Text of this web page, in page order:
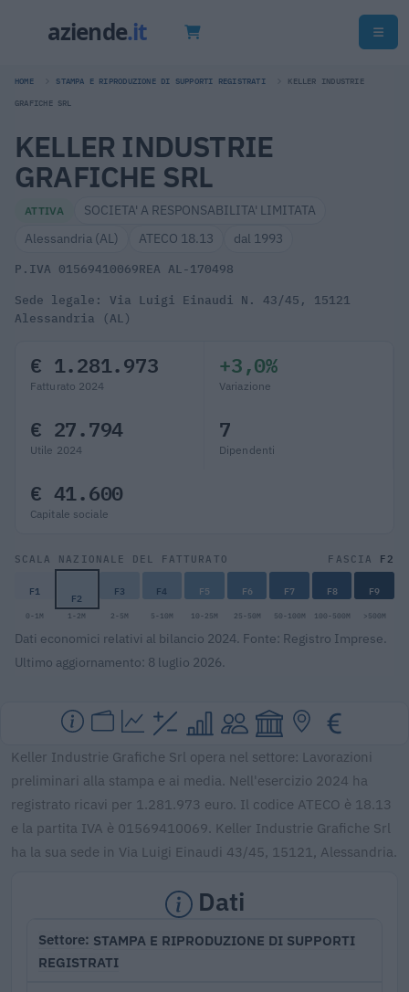
HOME STAMPA E RIPRODUZIONE DI SUPPORTI REGISTRATI KELLER INDUSTRIE
GRAFICHE SRL
KELLER INDUSTRIE
GRAFICHE SRL
ATTIVA
SOCIETA' A RESPONSABILITA' LIMITATA
Alessandria (AL)
ATECO 18.13 dal 1993
P.IVA 01569410069REA AL-170498
Sede legale: Via Luigi Einaudi N. 43/45, 15121
Alessandria (AL)
€ 1.281.973
Fatturato 2024
+3,0%
Variazione
€ 27.794
Utile 2024
7
Dipendenti
€ 41.600
Capitale sociale
SCALA NAZIONALE DEL FATTURATO FASCIA F2
F1 F2 F3 F4 F5 F6 F7 F8 F9
0-1M 1-2M 2-5M 5-10M 10-25M 25-50M 50-100M 100-500M >500M
Dati economici relativi al bilancio 2024. Fonte: Registro Imprese.
Ultimo aggiornamento: 8 luglio 2026.
Keller Industrie Grafiche Srl opera nel settore: Lavorazioni
preliminari alla stampa e ai media. Nell'esercizio 2024 ha
registrato ricavi per 1.281.973 euro. Il codice ATECO è 18.13
e la partita IVA è 01569410069. Keller Industrie Grafiche Srl
ha la sua sede in Via Luigi Einaudi 43/45, 15121, Alessandria.
Dati
Settore STAMPA E RIPRODUZIONE DI SUPPORTI
REGISTRATI